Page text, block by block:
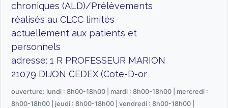
chroniques (ALD)/Prélèvements
réalisés au CLCC limités
actuellement aux patients et
personnels
adresse: 1 R PROFESSEUR MARION
21079 DIJON CEDEX (Cote-D-or
ouverture: lundi : 8h00-18h00 | mardi : 8h00-18h00 | mercredi :
8h00-18h00 | jeudi : 8h00-18h00 | vendredi : 8h00-18h00 |